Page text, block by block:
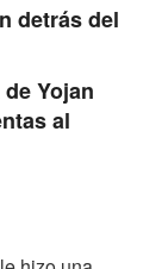
detrás del
Yojan
al